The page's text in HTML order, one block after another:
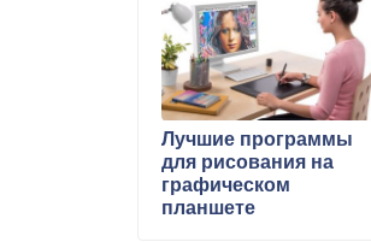
Лучшие программы
для рисования на
графическом
планшете